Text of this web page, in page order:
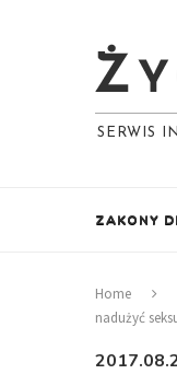
SERWIS
ZAKONY
Home
nadużyć